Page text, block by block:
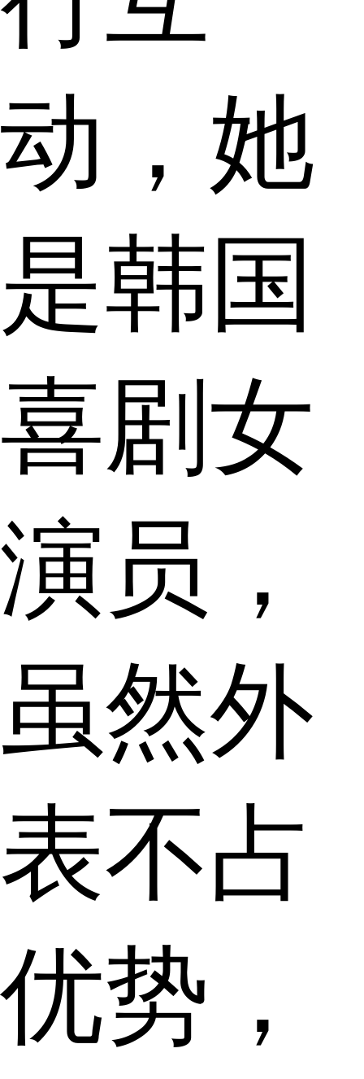
动，她
是韩国
喜剧女
演员，
虽然外
表不占
优势，